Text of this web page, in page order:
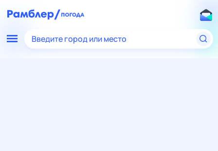
Введите город или место